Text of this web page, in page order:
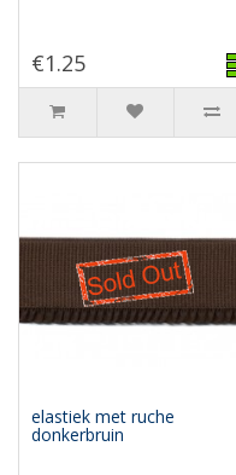
€1.25
elastiek met ruche
donkerbruin